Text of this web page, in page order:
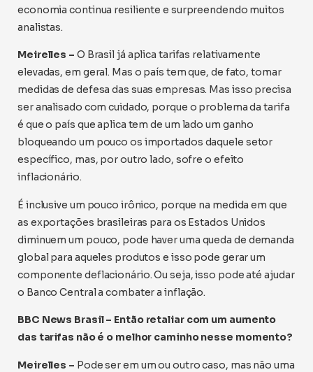
economia continua resiliente e surpreendendo muitos
analistas.
Meirelles – O Brasil já aplica tarifas relativamente
elevadas, em geral. Mas o país tem que, de fato, tomar
medidas de defesa das suas empresas. Mas isso precisa
ser analisado com cuidado, porque o problema da tarifa
é que o país que aplica tem de um lado um ganho
bloqueando um pouco os importados daquele setor
específico, mas, por outro lado, sofre o efeito
inflacionário.
É inclusive um pouco irônico, porque na medida em que
as exportações brasileiras para os Estados Unidos
diminuem um pouco, pode haver uma queda de demanda
global para aqueles produtos e isso pode gerar um
componente deflacionário. Ou seja, isso pode até ajudar
o Banco Central a combater a inflação.
BBC News Brasil – Então retaliar com um aumento
das tarifas não é o melhor caminho nesse momento?
Meirelles – Pode ser em um ou outro caso, mas não uma